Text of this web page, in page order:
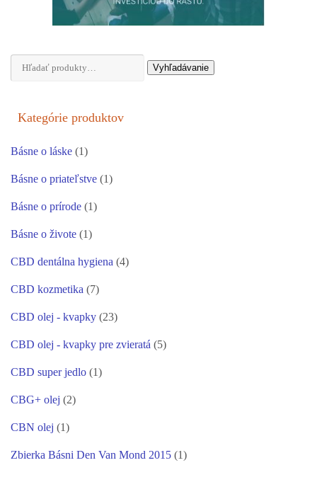
Hľadať: Vyhľadávanie
Kategórie produktov
Básne o láske (1)
Básne o priateľstve (1)
Básne o prírode (1)
Básne o živote (1)
CBD dentálna hygiena (4)
CBD kozmetika (7)
CBD olej - kvapky (23)
CBD olej - kvapky pre zvieratá (5)
CBD super jedlo (1)
CBG+ olej (2)
CBN olej (1)
Zbierka Básni Den Van Mond 2015 (1)